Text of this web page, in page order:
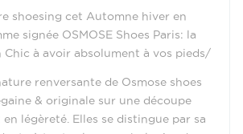
shoesing cet Automne hiver en
signée OSMOSE Shoes Paris: la
Chic à avoir absolument à vos pieds/
renversante de Osmose shoes
& originale sur une découpe
légèreté. Elles se distingue par sa